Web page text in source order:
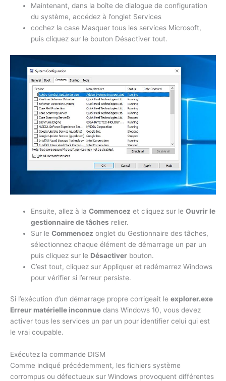
Maintenant, dans la boîte de dialogue de configuration
du système, accédez à l’onglet Services
cochez la case Masquer tous les services Microsoft,
puis cliquez sur le bouton Désactiver tout.
Ensuite, allez à laCommencez et cliquez sur leOuvrir le
gestionnaire de tâches relier.
Sur leCommencez onglet du Gestionnaire des tâches,
sélectionnez chaque élément de démarrage un par un
puis cliquez sur le Désactiver bouton.
C’est tout, cliquez sur Appliquer et redémarrez Windows
pour vérifier si l’erreur persiste.
Si l’exécution d’un démarrage propre corrigeait le explorer.exe
Erreur matérielle inconnue dans Windows 10, vous devez
activer tous les services un par un pour identifier celui qui est
le vrai coupable.
Exécutez la commande DISM
Comme indiqué précédemment, les fichiers système
corrompus ou défectueux sur Windows provoquent différentes